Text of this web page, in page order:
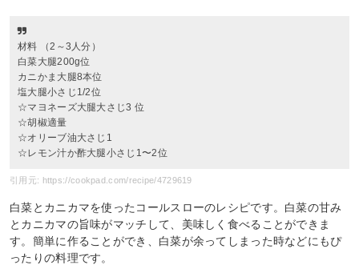
材料 （2～3人分）
白菜大腿200g位
カニかま大腿8本位
塩大腿小さじ1/2位
☆マヨネーズ大腿大さじ3 位
☆胡椒適量
☆オリーブ油大さじ1
☆レモン汁か酢大腿小さじ1〜2位
引用元: https://cookpad.com/recipe/4729619
白菜とカニカマを使ったコールスローのレシピです。白菜の甘み
とカニカマの旨味がマッチして、美味しく食べることができま
す。簡単に作ることができ、白菜が余ってしまった時などにもぴ
ったりの料理です。